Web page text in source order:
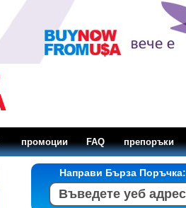
промоции FAQ препоръки
Направи Бърза Поръчка: